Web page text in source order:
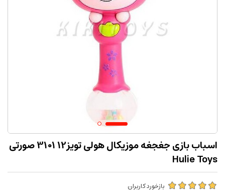
اسباب بازی جغجغه موزیکال هولی تویز12 3101 صورتی
Hulie Toys
بازخورد کاربران